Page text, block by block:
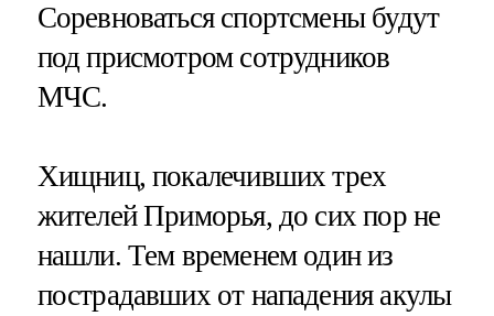
Соревноваться спортсмены будут
под присмотром сотрудников
МЧС.
Хищниц, покалечивших трех
жителей Приморья, до сих пор не
нашли. Тем временем один из
пострадавших от нападения акулы